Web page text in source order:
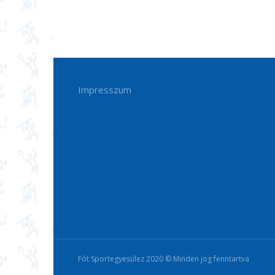
Impresszum
Fót Sportegyesülez 2020 © Minden jog fenntartva